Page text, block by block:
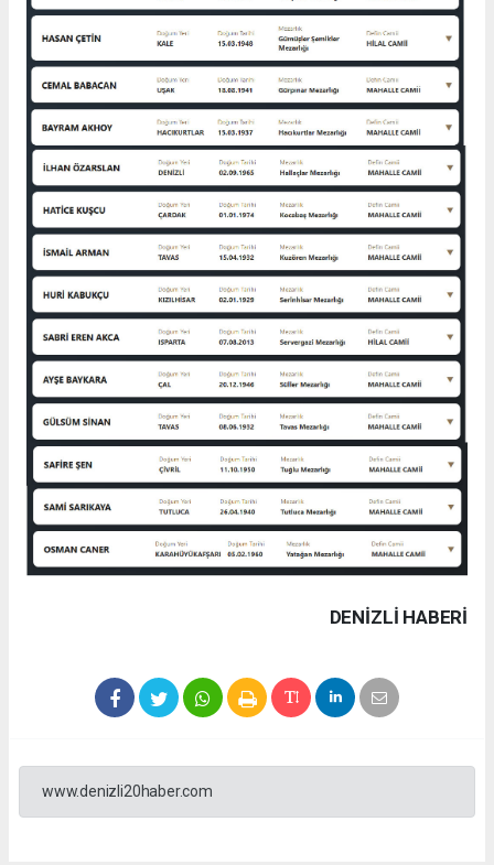
DENIZLI HABERİ
www.denizli20haber.com